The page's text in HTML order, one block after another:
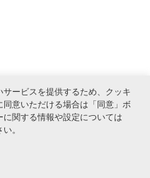
ービスを提供するため、クッキ
意いただける場合は「同意」ボ
関する情報や設定については
。